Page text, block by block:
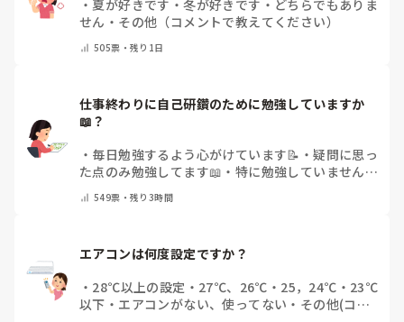
・ 夏が好きです ・冬が好きです ・ どちらでもありま
せん ・ その他（コメントで教えてください）
505票・残り1日
仕事終わりに自己研鑽のために勉強していますか
📖？
・ 毎日勉強するよう心がけています📝 ・疑問に思っ
た点のみ勉強してます📖 ・ 特に勉強していません・
549票・残り3時間
エアコンは何度設定ですか？
・ 28℃以上の設定 ・ 27℃、26℃ ・ 25，24℃ ・ 23℃
以下 ・ エアコンがない、使ってない ・ その他(コメ